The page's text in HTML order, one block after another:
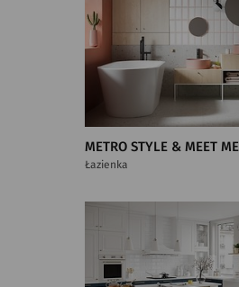
METRO STYLE & MEET ME
Łazienka